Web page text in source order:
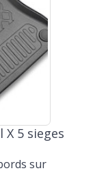
5 sieges
sur